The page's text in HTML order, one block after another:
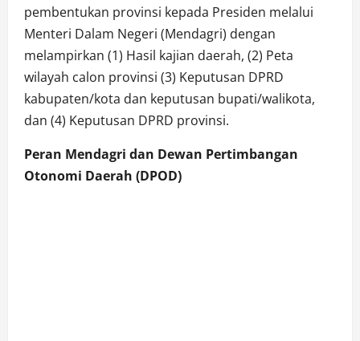
pembentukan provinsi kepada Presiden melalui
Menteri Dalam Negeri (Mendagri) dengan
melampirkan (1) Hasil kajian daerah, (2) Peta
wilayah calon provinsi (3) Keputusan DPRD
kabupaten/kota dan keputusan bupati/walikota,
dan (4) Keputusan DPRD provinsi.
Peran Mendagri dan Dewan Pertimbangan
Otonomi Daerah (DPOD)